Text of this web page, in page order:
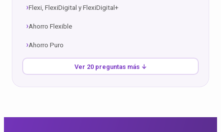
Flexi, FlexiDigital y FlexiDigital+
Ahorro Flexible
Ahorro Puro
Ver 20 preguntas más ↓